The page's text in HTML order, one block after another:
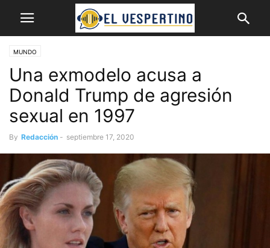
MUNDO
Una exmodelo acusa a
Donald Trump de agresión
sexual en 1997
By Redacción - septiembre 17, 2020